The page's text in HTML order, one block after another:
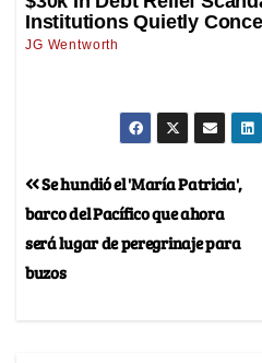
Se hundió el 'María Patricia',
barco del Pacífico que ahora
será lugar de peregrinaje para
buzos